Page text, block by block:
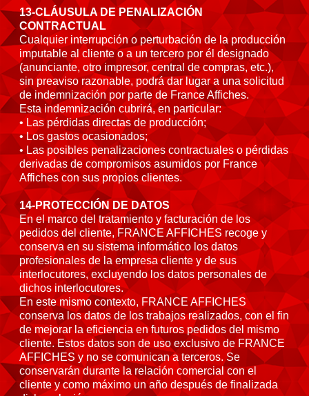
13-CLÁUSULA DE PENALIZACIÓN
CONTRACTUAL
Cualquier interrupción o perturbación de la producción
imputable al cliente o a un tercero por él designado
(anunciante, otro impresor, central de compras, etc.),
sin preaviso razonable, podrá dar lugar a una solicitud
de indemnización por parte de France Affiches.
Esta indemnización cubrirá, en particular:
• Las pérdidas directas de producción;
• Los gastos ocasionados;
• Las posibles penalizaciones contractuales o pérdidas
derivadas de compromisos asumidos por France
Affiches con sus propios clientes.
14-PROTECCIÓN DE DATOS
En el marco del tratamiento y facturación de los
pedidos del cliente, FRANCE AFFICHES recoge y
conserva en su sistema informático los datos
profesionales de la empresa cliente y de sus
interlocutores, excluyendo los datos personales de
dichos interlocutores.
En este mismo contexto, FRANCE AFFICHES
conserva los datos de los trabajos realizados, con el fin
de mejorar la eficiencia en futuros pedidos del mismo
cliente. Estos datos son de uso exclusivo de FRANCE
AFFICHES y no se comunican a terceros. Se
conservarán durante la relación comercial con el
cliente y como máximo un año después de finalizada